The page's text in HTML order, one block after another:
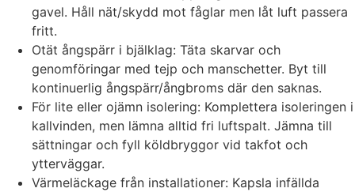
gavel. Håll nät/skydd mot fåglar men låt luft passera
fritt.
Otät ångspärr i bjälklag: Täta skarvar och
genomföringar med tejp och manschetter. Byt till
kontinuerlig ångspärr/ångbroms där den saknas.
För lite eller ojämn isolering: Komplettera isoleringen i
kallvinden, men lämna alltid fri luftspalt. Jämna till
sättningar och fyll köldbryggor vid takfot och
ytterväggar.
Värmeläckage från installationer: Kapsla infällda